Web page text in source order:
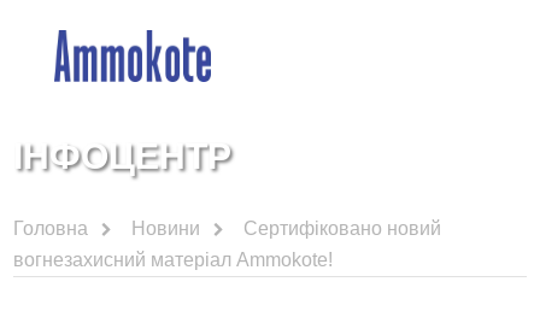
ІНФОЦЕНТР
Головна Новини
Сертифіковано новий
вогнезахисний матеріал Ammokote!